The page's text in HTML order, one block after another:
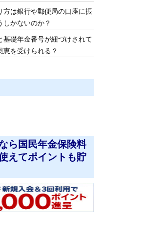
方は銀行や郵便局の口座に振
しかないのか？
基礎年金番号が紐づけされて
恵を受けられる？
ら国民年金保険料
えてポイントも貯